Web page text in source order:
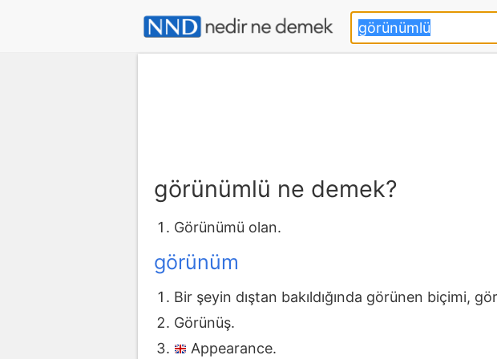
görünümlü ne demek?
Görünümü olan.
görünüm
Bir şeyin dıştan bakıldığında görünen biçimi,
Görünüş.
Appearance.